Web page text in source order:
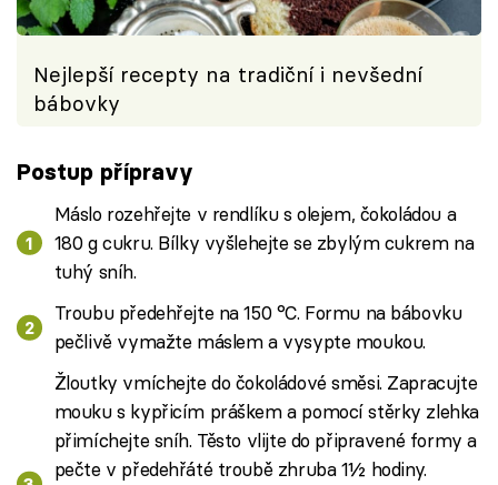
Nejlepší recepty na tradiční i nevšední
bábovky
Postup přípravy
Máslo rozehřejte v rendlíku s olejem, čokoládou a
180 g cukru. Bílky vyšlehejte se zbylým cukrem na
tuhý sníh.
Troubu předehřejte na 150 °C. Formu na bábovku
pečlivě vymažte máslem a vysypte moukou.
Žloutky vmíchejte do čokoládové směsi. Zapracujte
mouku s kypřicím práškem a pomocí stěrky zlehka
přimíchejte sníh. Těsto vlijte do připravené formy a
pečte v předehřáté troubě zhruba 1½ hodiny.